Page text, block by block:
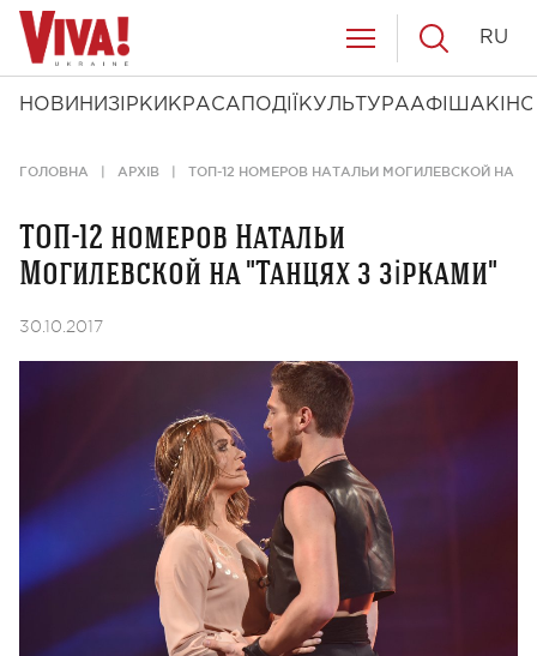
НОВИНИ ЗІРКИ КРАСА ПОДІЇ КУЛЬТУРААФІША КІНО
RU
ГОЛОВНА АРХІВ ТОП-12 НОМЕРОВ НАТАЛЬИ МОГИЛЕВСКОЙ НА
ТОП-12 номеров Натальи
Могилевской на "Танцях з зірками"
30.10.2017